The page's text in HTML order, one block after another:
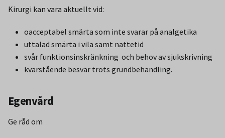
Kirurgi kan vara aktuellt vid:
oacceptabel smärta som inte svarar på analgetika
uttalad smärta i vila samt nattetid
svår funktionsinskränkning och behov av sjukskrivning
kvarstående besvär trots grundbehandling.
Egenvård
Ge råd om